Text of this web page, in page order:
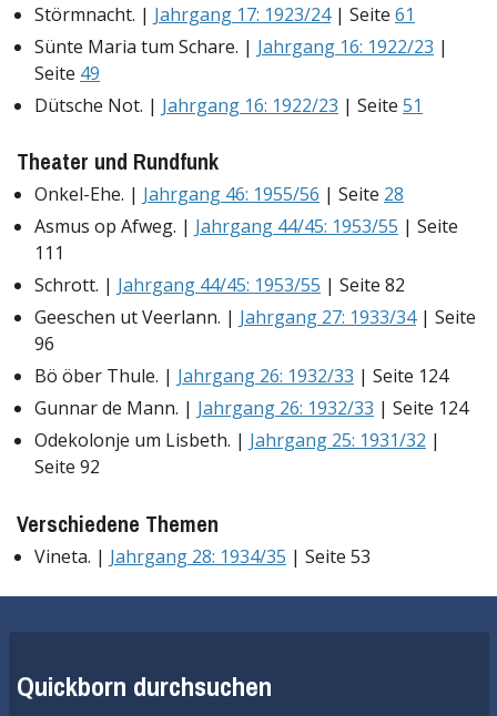
Störmnacht. | Jahrgang 17: 1923/24| Seite 61
Sünte Maria tum Schare. | Jahrgang 16: 1922/23 |
Seite 49
Dütsche Not. | Jahrgang 16: 1922/23 | Seite 51
Theater und Rundfunk
Onkel-Ehe. | Jahrgang 46: 1955/56 | Seite 28
Asmus op Afweg. | Jahrgang 44/45: 1953/55 | Seite
111
Schrott. | Jahrgang 44/45: 1953/55 | Seite 82
Geeschen ut Veerlann. | Jahrgang 27: 1933/34| Seite
96
Bö öber Thule. | Jahrgang 26: 1932/33 | Seite 124
Gunnar de Mann. | Jahrgang 26: 1932/33 | Seite 124
Odekolonje um Lisbeth. | Jahrgang 25: 1931/32 |
Seite 92
Verschiedene Themen
Vineta. | Jahrgang 28: 1934/35 | Seite 53
Quickborn durchsuchen